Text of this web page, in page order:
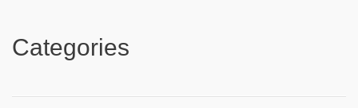
Categories